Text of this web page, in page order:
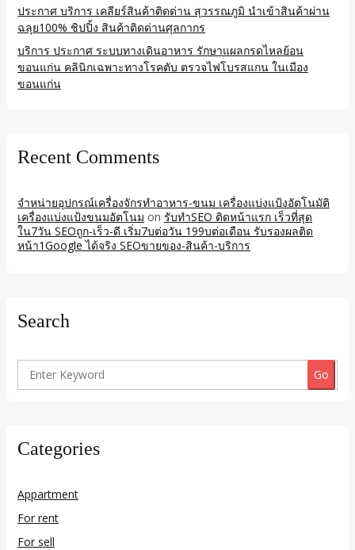
ประกาศ บริการ เคลียร์สินค้าติดด่าน สุวรรณภูมิ นำเข้าสินค้าผ่าน
ฉลุย100% ชิปปิ้ง สินค้าติดด่านศุลกากร
บริการ ประกาศ ระบบทางเดินอาหาร รักษาแผลกรดไหลย้อน
ขอนแก่น คลินิกเฉพาะทางโรคตับ ตรวจไฟโบรสแกน ในเมือง
ขอนแก่น
Recent Comments
จำหน่ายอุปกรณ์เครื่องจักรทำอาหาร-ขนม เครื่องแบ่งแป้งอัตโนมัติ
เครื่องแบ่งแป้งขนมอัตโนม on รับทำSEO ติดหน้าแรก เร็วที่สุด
ใน7วัน SEOถูก-เร็ว-ดี เริ่ม7บต่อวัน 199บต่อเดือน รับรองผลติด
หน้า1Google ได้จริง SEOขายของ-สินค้า-บริการ
Search
Search
Categories
Appartment
For rent
For sell